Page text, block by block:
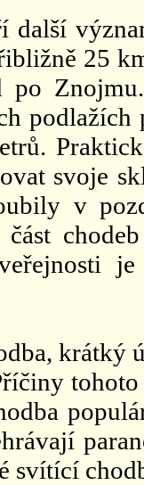
další
25
po
svoje
v
krátký
svítící